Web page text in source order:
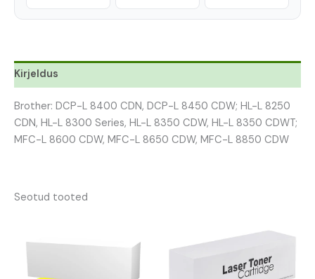
Kirjeldus
Brother: DCP-L 8400 CDN, DCP-L 8450 CDW; HL-L 8250
CDN, HL-L 8300 Series, HL-L 8350 CDW, HL-L 8350 CDWT;
MFC-L 8600 CDW, MFC-L 8650 CDW, MFC-L 8850 CDW
Seotud tooted